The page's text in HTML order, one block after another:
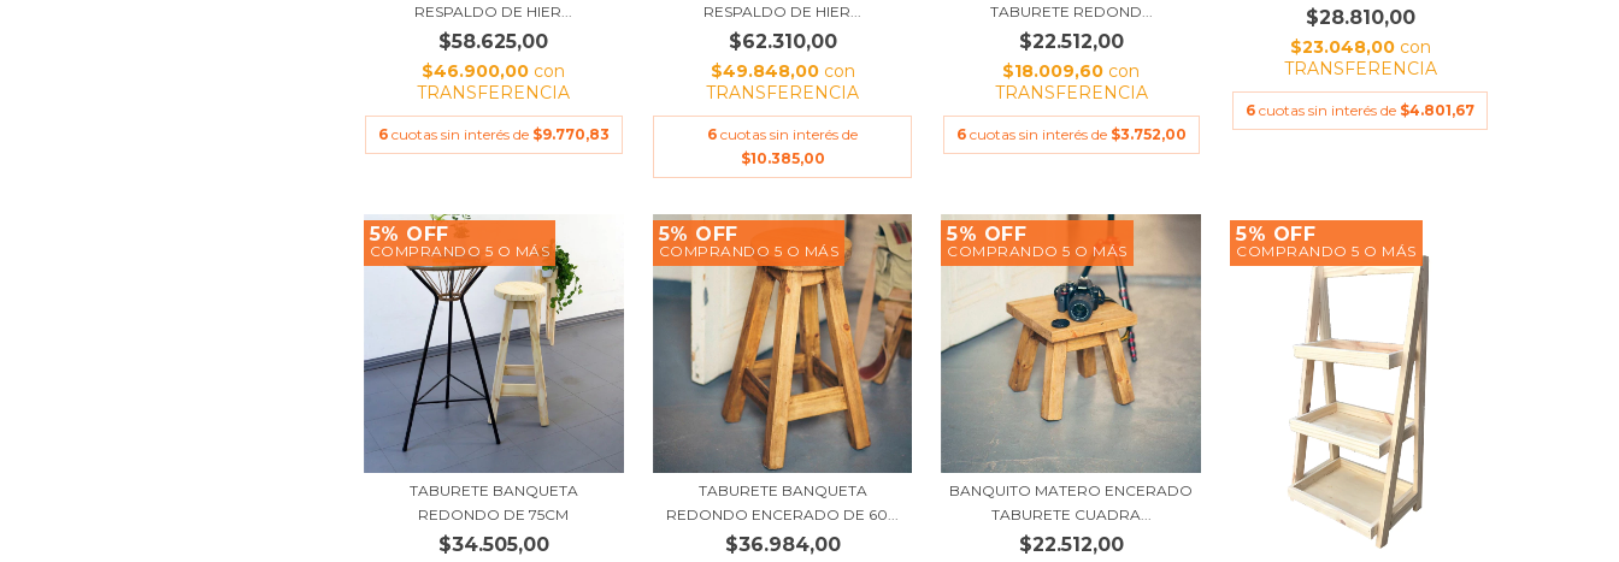
RESPALDO DE HIER...
$58.625,00
$46.900,00 con
TRANSFERENCIA
6 cuotas sin interés de $9.770,83
RESPALDO DE HIER...
$62.310,00
$49.848,00 con
TRANSFERENCIA
6 cuotas sin interés de
$10.385,00
TABURETE REDOND...
$22.512,00
$18.009,60 con
TRANSFERENCIA
6 cuotas sin interés de $3.752,00
$28.810,00
$23.048,00 con
TRANSFERENCIA
6 cuotas sin interés de $4.801,67
5% OFF
COMPRANDO 5 O MÁS
TABURETE BANQUETA
REDONDO DE 75CM
$34.505,00
5% OFF
COMPRANDO 5 O MÁS
TABURETE BANQUETA
REDONDO ENCERADO DE 60...
$36.984,00
5% OFF
COMPRANDO 5 O MÁS
BANQUITO MATERO ENCERADO
TABURETE CUADRA...
$22.512,00
5% OFF
COMPRANDO 5 O MÁS